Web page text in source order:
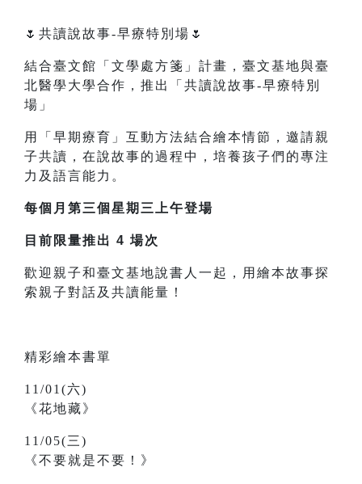
🌷共讀說故事-早療特別場🌷
結合臺文館「文學處方箋」計畫，臺文基地與臺
北醫學大學合作，推出「共讀說故事-早療特別
場」
用「早期療育」互動方法結合繪本情節，邀請親
子共讀，在說故事的過程中，培養孩子們的專注
力及語言能力。
每個月第三個星期三上午登場
目前限量推出 4 場次
歡迎親子和臺文基地說書人一起，用繪本故事探
索親子對話及共讀能量！
精彩繪本書單
11/01(六)
《花地藏》
11/05(三)
《不要就是不要！》